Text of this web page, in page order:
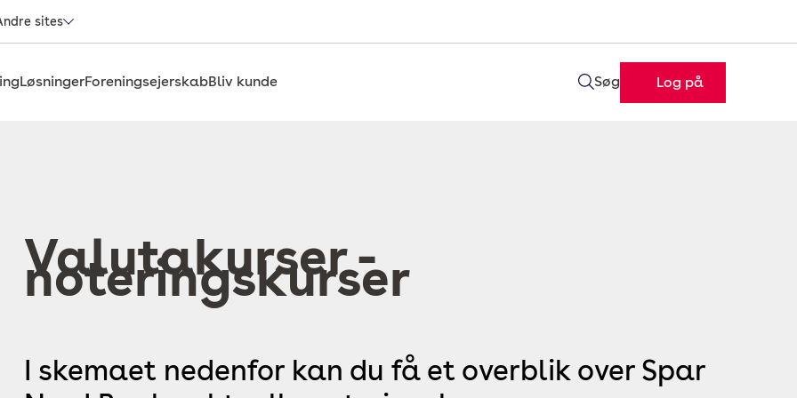
sites
LøsningerForeningsejerskabBliv kunde Søg Log på
Valutakurser -
noteringskurser
I skemaet nedenfor kan du få et overblik over Spar